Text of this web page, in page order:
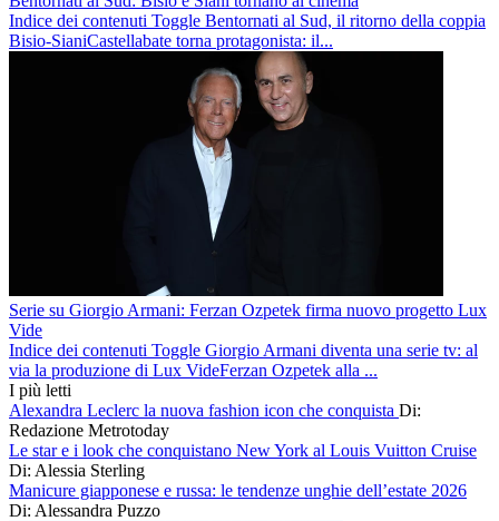
Indice dei contenuti Toggle Bentornati al Sud, il ritorno della coppia
Bisio-SianiCastellabate torna protagonista: il...
Serie su Giorgio Armani: Ferzan Ozpetek firma nuovo progetto Lux
Vide
Indice dei contenuti Toggle Giorgio Armani diventa una serie tv: al
via la produzione di Lux VideFerzan Ozpetek alla ...
I più letti
Alexandra Leclerc la nuova fashion icon che conquista Di:
Redazione Metrotoday
Le star e i look che conquistano New York al Louis Vuitton Cruise
Di: Alessia Sterling
Manicure giapponese e russa: le tendenze unghie dell’estate 2026
Di: Alessandra Puzzo